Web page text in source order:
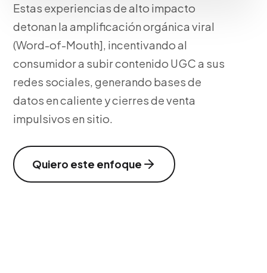
Estas experiencias de alto impacto
detonan la amplificación orgánica viral
(Word-of-Mouth], incentivando al
consumidor a subir contenido UGC a sus
redes sociales, generando bases de
datos en caliente y cierres de venta
impulsivos en sitio.
Quiero este enfoque